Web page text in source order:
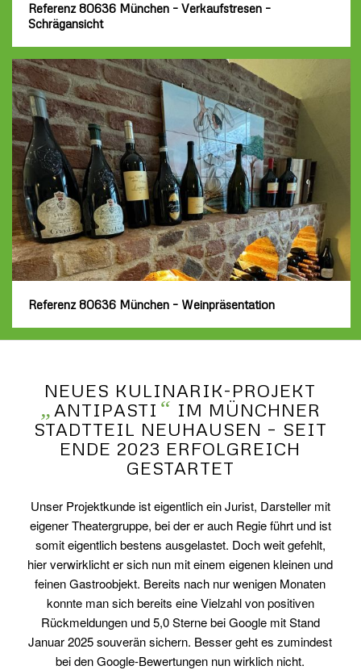
Referenz 80636 München – Verkaufstresen –
Schrägansicht
Referenz 80636 München – Weinpräsentation
NEUES KULINARIK-PROJEKT
„ ANTIPASTI “ IM MÜNCHNER
STADTTEIL NEUHAUSEN – SEIT
ENDE 2023 ERFOLGREICH
GESTARTET
Unser Projektkunde ist eigentlich ein Jurist, Darsteller mit
eigener Theatergruppe, bei der er auch Regie führt und ist
somit eigentlich bestens ausgelastet. Doch weit gefehlt,
hier verwirklicht er sich nun mit einem eigenen kleinen und
feinen Gastroobjekt. Bereits nach nur wenigen Monaten
konnte man sich bereits eine Vielzahl von positiven
Rückmeldungen und 5,0 Sterne bei Google mit Stand
Januar 2025 souverän sichern. Besser geht es zumindest
bei den Google-Bewertungen nun wirklich nicht.